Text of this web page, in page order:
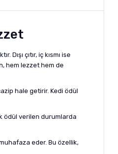
çıtır, iç kısmı ise
hem lezzet hem de
hale getirir. Kedi ödül
ödül verilen durumlarda
eder. Bu özellik,